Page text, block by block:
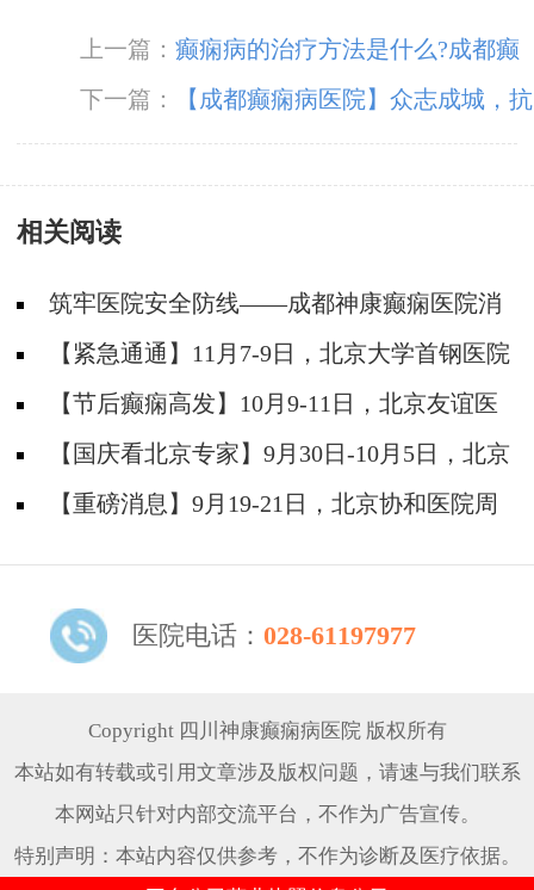
上一篇：癫痫病的治疗方法是什么?成都癫
痫病医院去哪家
下一篇：
【成都癫痫病医院】众志成城，抗
击疫情 ！成都神康癫痫医院白衣战士闻令而
相关阅读
筑牢医院安全防线——成都神康癫痫医院消
防安全培训纪实
【紧急通通】11月7-9日，北京大学首钢医院
神经内科胡颖教授亲临成都会诊，破解癫痫疑难
【节后癫痫高发】10月9-11日，北京友谊医
院陈葵博士免费会诊+治疗援助，破解癫痫难
题！
【国庆看北京专家】9月30日-10月5日，北京
天坛&首钢医院两大专家蓉城亲诊+癫痫大额救
【重磅消息】9月19-21日，北京协和医院周
线！
医院电话： 028-61197977
Copyright 四川神康癫痫病医院 版权所有
本站如有转载或引用文章涉及版权问题，请速与我们联系
本网站只针对内部交流平台，不作为广告宣传。
特别声明：本站内容仅供参考，不作为诊断及医疗依据。